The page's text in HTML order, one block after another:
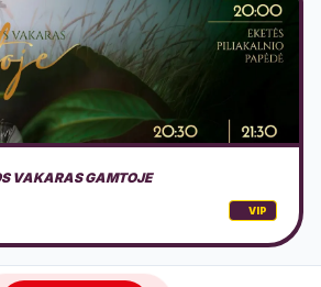
PIKNIKAS KLAIPĖDOJE
VIP